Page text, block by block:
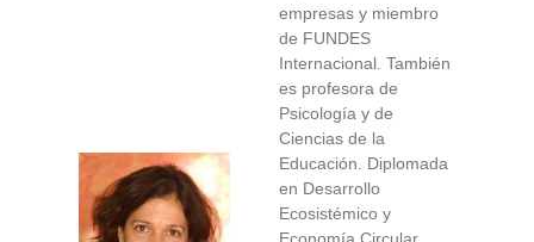
empresas y miembro
de FUNDES
Internacional. También
es profesora de
Psicología y de
Ciencias de la
Educación. Diplomada
en Desarrollo
Ecosistémico y